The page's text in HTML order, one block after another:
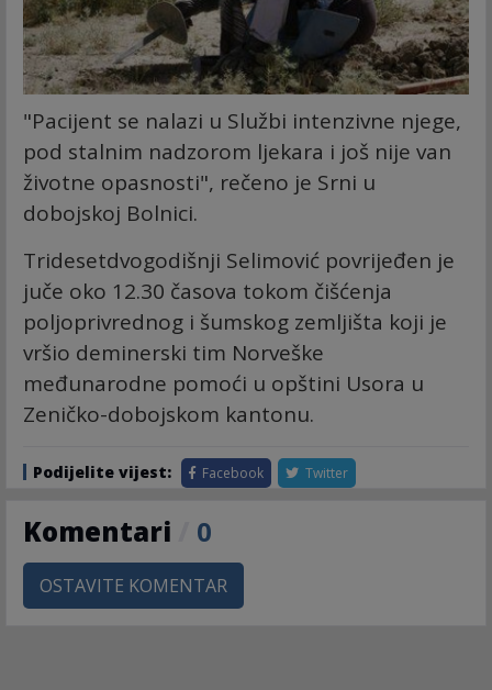
"Pacijent se nalazi u Službi intenzivne njege,
pod stalnim nadzorom ljekara i još nije van
životne opasnosti", rečeno je Srni u
dobojskoj Bolnici.
Tridesetdvogodišnji Selimović povrijeđen je
juče oko 12.30 časova tokom čišćenja
poljoprivrednog i šumskog zemljišta koji je
vršio deminerski tim Norveške
međunarodne pomoći u opštini Usora u
Zeničko-dobojskom kantonu.
Podijelite vijest: Facebook Twitter
Komentari 0
OSTAVITE KOMENTAR